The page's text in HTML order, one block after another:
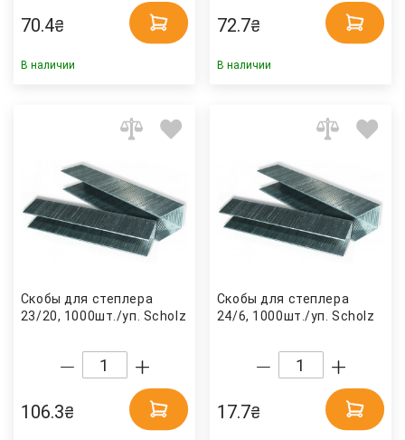
70.4₴
В наличии
72.7₴
В наличии
Скобы для степлера
23/20, 1000шт./уп. Scholz
106.3₴
Скобы для степлера
24/6, 1000шт./уп. Scholz
17.7₴